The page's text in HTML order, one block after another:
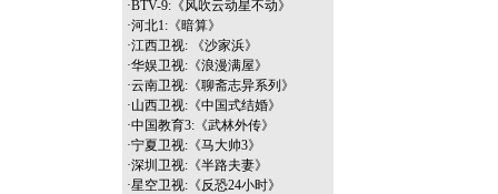
·BTV-9:《风吹云动星不动》
·河北1:《暗算》
·江西卫视: 《沙家浜》
·华娱卫视:《浪漫满屋》
·云南卫视:《聊斋志异系列》
·山西卫视:《中国式结婚》
·中国教育3:《武林外传》
·宁夏卫视:《马大帅3》
·深圳卫视:《半路夫妻》
·星空卫视:《反恐24小时》